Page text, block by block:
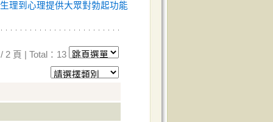
理到心理提供大眾對勃起功能
2 頁 | Total：13